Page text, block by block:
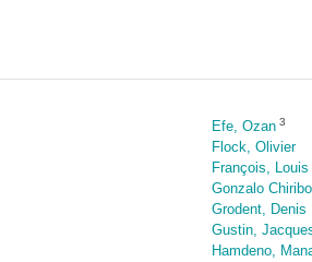
Efe, Ozan 3
Flock, Olivier
François, Louis
Gonzalo
Grodent, Denis
Gustin,
Hamdeno,